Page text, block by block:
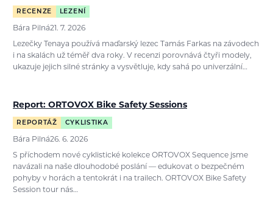
RECENZE LEZENÍ
Bára Pilná21. 7. 2026
Lezečky Tenaya používá maďarský lezec Tamás Farkas na závodech
i na skalách už téměř dva roky. V recenzi porovnává čtyři modely,
ukazuje jejich silné stránky a vysvětluje, kdy sahá po univerzální…
Report: ORTOVOX Bike Safety Sessions
REPORTÁŽ CYKLISTIKA
Bára Pilná26. 6. 2026
S příchodem nové cyklistické kolekce ORTOVOX Sequence jsme
navázali na naše dlouhodobé poslání — edukovat o bezpečném
pohyby v horách a tentokrát i na trailech. ORTOVOX Bike Safety
Session tour nás…